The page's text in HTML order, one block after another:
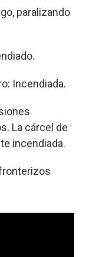
paralizando
Incendiada.
La cárcel de
incendiada.